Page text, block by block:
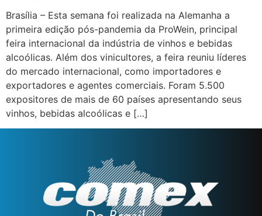
Brasília – Esta semana foi realizada na Alemanha a
primeira edição pós-pandemia da ProWein, principal
feira internacional da indústria de vinhos e bebidas
alcoólicas. Além dos vinicultores, a feira reuniu líderes
do mercado internacional, como importadores e
exportadores e agentes comerciais. Foram 5.500
expositores de mais de 60 países apresentando seus
vinhos, bebidas alcoólicas e […]